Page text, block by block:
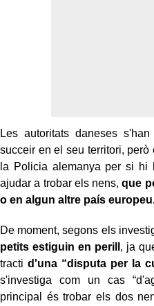
Les autoritats daneses
succeir en el seu territori,
la Policia alemanya per si hi
ajudar a trobar els nens,que
o en algun altre país
De moment, segons els
petits estiguin en perill , ja
tracti d'una “disputa per la
s'investiga com un cas
principal és trobar els dos